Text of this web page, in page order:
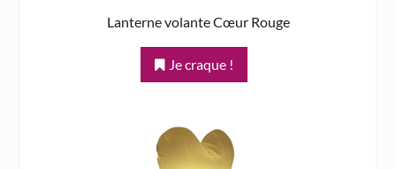
Lanterne volante Cœur Rouge
Je craque !